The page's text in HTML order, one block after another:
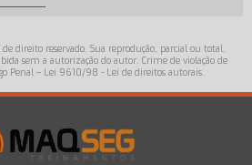
direito reservado. Sua reprodução, parcial ou total,
sem a autorização do autor. Crime de violação de
Penal – Lei 9610/98 - Lei de direitos autorais.